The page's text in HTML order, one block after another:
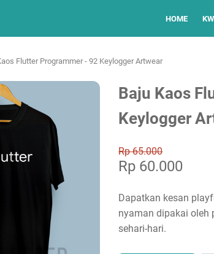
HOME
Flutter Programmer - 92 Keylogger Artwear
Baju Kaos
Keylogger
Rp 65.000
Rp 60.000
Dapatkan kesan
nyaman dipakai oleh
sehari-hari.